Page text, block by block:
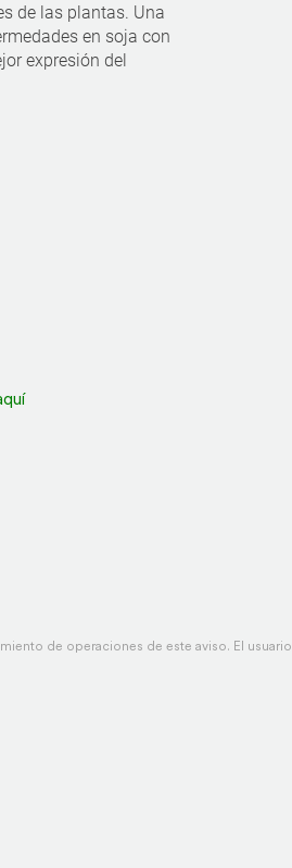
de las plantas. Una
en soja con
expresión del
de operaciones de este aviso. El usuario